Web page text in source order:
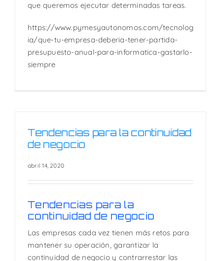
que queremos ejecutar determinadas tareas.
https://www.pymesyautonomos.com/tecnolog
ia/que-tu-empresa-deberia-tener-partida-
presupuesto-anual-para-informatica-gastarlo-
siempre
Tendencias para la continuidad
de negocio
abril 14, 2020
Tendencias para la
continuidad de negocio
Las empresas cada vez tienen más retos para
mantener su operación, garantizar la
continuidad de negocio y contrarrestar las